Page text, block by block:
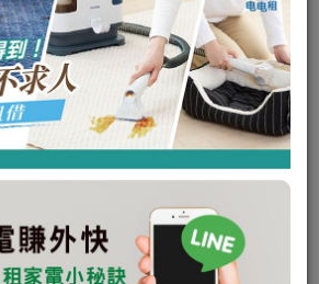
公斤滾筒蒸洗脫烘+2公斤
mini洗衣機（WD
可出租